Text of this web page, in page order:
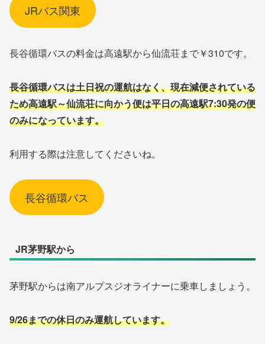
JRバス関東
長谷循環バスの料金は高遠駅から仙流荘まで￥310です。
長谷循環バスは土日祝の運航はなく、現在減便されている
ため高遠駅～仙流荘に向かう便は平日の高遠駅7:30発の便
のみになっています。
利用する際は注意してくださいね。
長谷循環バス
JR茅野駅から
茅野駅からは南アルプスジオライナーに乗車しましょう。
9/26までの休日のみ運航しています。